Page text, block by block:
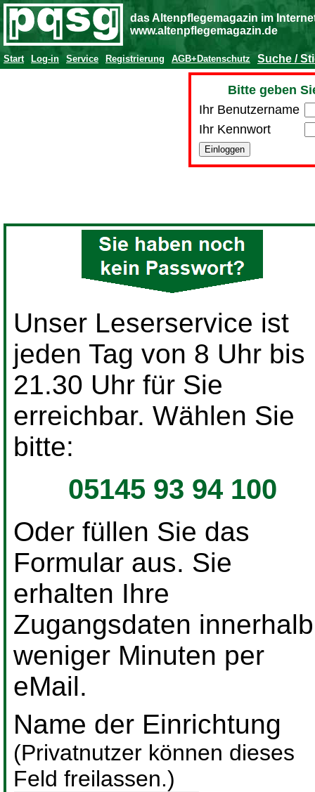
das Altenpflegemagazin im
www.altenpflegemagazin.de
Start Log-in Service Registrierung AGB+Datenschutz Suche /
Bitte geben
Ihr Benutzername
Ihr Kennwort
Unser Leserservice ist
jeden Tag von 8 Uhr bis
21.30 Uhr für Sie
erreichbar. Wählen Sie
bitte:
05145 93 94 100
Oder füllen Sie das
Formular aus. Sie
erhalten Ihre
Zugangsdaten innerhalb
weniger Minuten per
eMail.
Name der Einrichtung
(Privatnutzer können dieses
Feld freilassen.)